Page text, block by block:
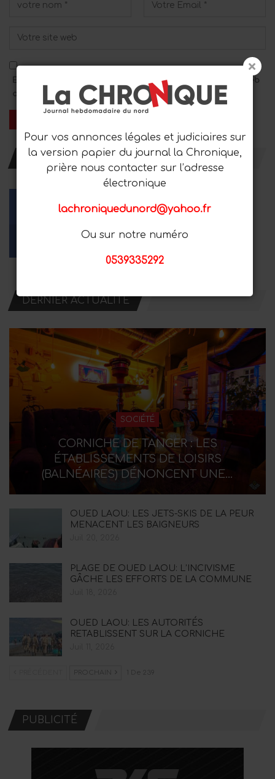
Enregistrez mon nom, mon adresse e-mail et mon site Web
dans ce navigateur pour le prochain commentaire.
RESTER AVEC NOUS
Youtube Instagram
DERNIER ACTUALITÉ
SOCIÉTÉ
CORNICHE DE TANGER : LES
ÉTABLISSEMENTS DE LOISIRS
(BALNÉAIRES) DÉNONCENT UNE…
OUED LAOU: LES JETS-SKIS DE LA PEUR
MENACENT LES BAIGNEURS
PLAGE DE OUED LAOU: L’INCIVISME
GÂCHE LES EFFORTS DE LA COMMUNE
OUED LAOU: LES AUTORITÉS
RETABLISSENT SUR LA CORNICHE
PROCHAIN 1 De 239
PUBLICITÉ
Pour vos annonces légales et judiciaires sur
la version papier du journal la Chronique,
prière nous contacter sur l’adresse
électronique
lachroniquedunord@yahoo.fr
Ou sur notre numéro
0539335292